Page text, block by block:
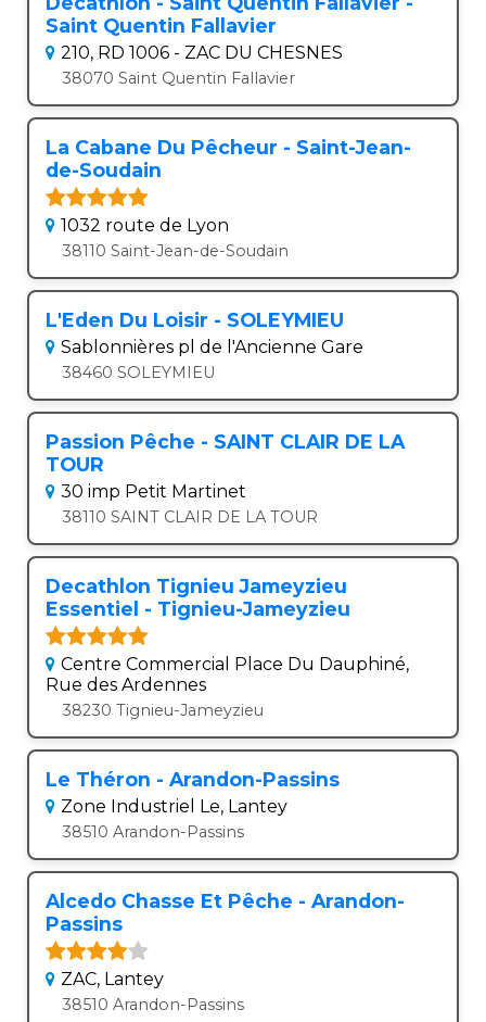
Saint Quentin Fallavier
210, RD 1006 - ZAC DU CHESNES
38070 Saint Quentin Fallavier
La Cabane Du Pêcheur - Saint-Jean-
de-Soudain
1032 route de Lyon
38110 Saint-Jean-de-Soudain
L'Eden Du Loisir - SOLEYMIEU
Sablonnières pl de l'Ancienne Gare
38460 SOLEYMIEU
Passion Pêche - SAINT CLAIR DE LA
TOUR
30 imp Petit Martinet
38110 SAINT CLAIR DE LA TOUR
Decathlon Tignieu Jameyzieu
Essentiel - Tignieu-Jameyzieu
Centre Commercial Place Du Dauphiné,
Rue des Ardennes
38230 Tignieu-Jameyzieu
Le Théron - Arandon-Passins
Zone Industriel Le, Lantey
38510 Arandon-Passins
Alcedo Chasse Et Pêche - Arandon-
Passins
ZAC, Lantey
38510 Arandon-Passins